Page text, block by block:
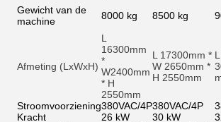
Gewicht van de
machine
8000 kg 8500 kg
Afmeting (LxWxH)
L
16300mm
*
W2400mm
* H
2550mm
L 17300mm *
W 2650mm *
H 2550mm
Stroomvoorziening380VAC/4P380VAC/4P
Kracht
26 kW 30 kW